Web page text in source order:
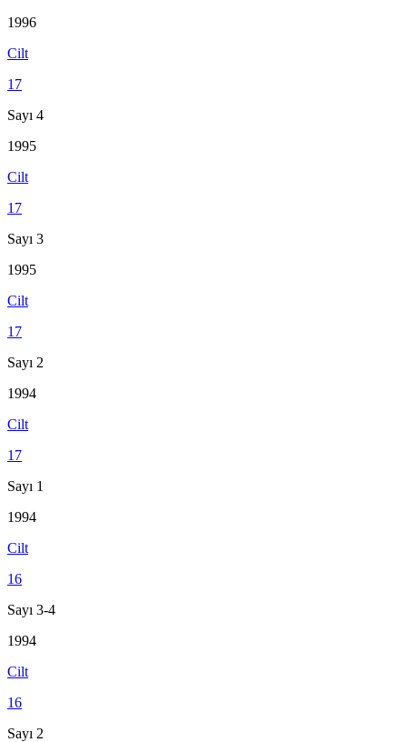
1996
Cilt
17
Sayı 4
1995
Cilt
17
Sayı 3
1995
Cilt
17
Sayı 2
1994
Cilt
17
Sayı 1
1994
Cilt
16
Sayı 3-4
1994
Cilt
16
Sayı 2